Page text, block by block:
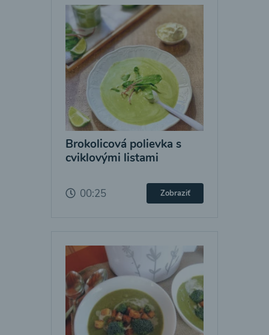
Brokolicová polievka s
cviklovými listami
00:25 Zobraziť